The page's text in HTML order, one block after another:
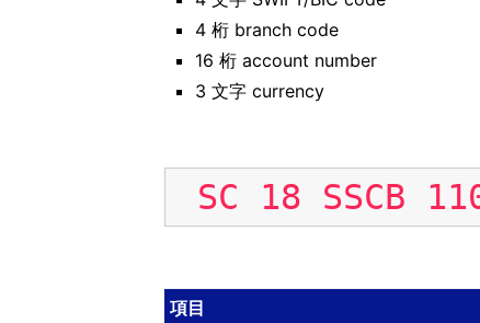
4 桁 branch code
16 桁 account number
3 文字 currency
SC 18 SSCB
項目